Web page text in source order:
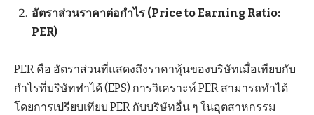
อัตราส่วนราคาต่อกำไร (Price to Earning Ratio:
PER)
PER คือ อัตราส่วนที่แสดงถึงราคาหุ้นของบริษัทเมื่อเทียบกับ
กำไรที่บริษัททำได้ (EPS) การวิเคราะห์ PER สามารถทำได้
โดยการเปรียบเทียบ PER กับบริษัทอื่น ๆ ในอุตสาหกรรม